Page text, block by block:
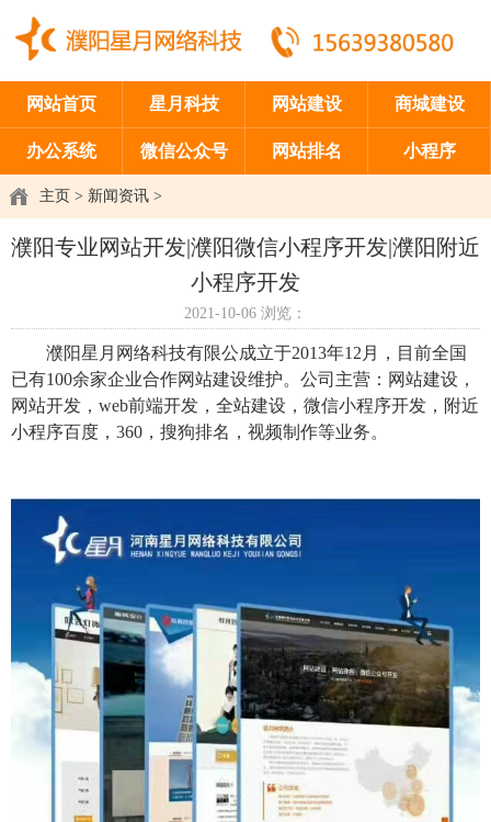
网站首页 星月科技 网站建设 商城建设
办公系统 微信公众号 网站排名 小程序
主页 > 新闻资讯 >
濮阳专业网站开发|濮阳微信小程序开发|濮阳附近
小程序开发
2021-10-06 浏览：
濮阳星月网络科技有限公成立于2013年12月，目前全国
已有100余家企业合作网站建设维护。公司主营：网站建设，
网站开发，web前端开发，全站建设，微信小程序开发，附近
小程序百度，360，搜狗排名，视频制作等业务。